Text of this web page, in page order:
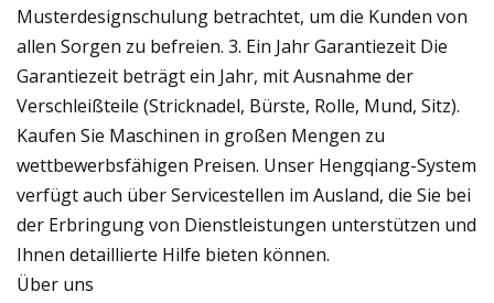
Musterdesignschulung betrachtet, um die Kunden von
allen Sorgen zu befreien. 3. Ein Jahr Garantiezeit Die
Garantiezeit beträgt ein Jahr, mit Ausnahme der
Verschleißteile (Stricknadel, Bürste, Rolle, Mund, Sitz).
Kaufen Sie Maschinen in großen Mengen zu
wettbewerbsfähigen Preisen. Unser Hengqiang-System
verfügt auch über Servicestellen im Ausland, die Sie bei
der Erbringung von Dienstleistungen unterstützen und
Ihnen detaillierte Hilfe bieten können.
Über uns